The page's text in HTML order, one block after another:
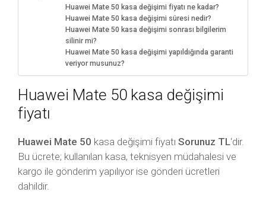
Huawei Mate 50 kasa değişimi fiyatı ne kadar?
Huawei Mate 50 kasa değişimi süresi nedir?
Huawei Mate 50 kasa değişimi sonrası bilgilerim
silinir mi?
Huawei Mate 50 kasa değişimi yapıldığında garanti
veriyor musunuz?
Huawei Mate 50 kasa değişimi
fiyatı
Huawei Mate 50 kasa değişimi fiyatı Sorunuz TL‘dir.
Bu ücrete; kullanılan kasa, teknisyen müdahalesi ve
kargo ile gönderim yapılıyor ise gönderi ücretleri
dahildir.